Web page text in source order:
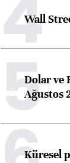
4
Wall
5Dolar ve
Ağustos
Küresel